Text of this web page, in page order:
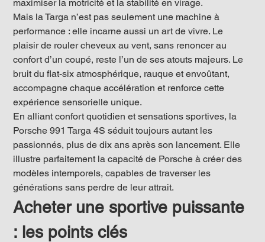
maximiser la motricité et la stabilité en virage.
Mais la Targa n’est pas seulement une machine à
performance : elle incarne aussi un art de vivre. Le
plaisir de rouler cheveux au vent, sans renoncer au
confort d’un coupé, reste l’un de ses atouts majeurs. Le
bruit du flat-six atmosphérique, rauque et envoûtant,
accompagne chaque accélération et renforce cette
expérience sensorielle unique.
En alliant confort quotidien et sensations sportives, la
Porsche 991 Targa 4S séduit toujours autant les
passionnés, plus de dix ans après son lancement. Elle
illustre parfaitement la capacité de Porsche à créer des
modèles intemporels, capables de traverser les
générations sans perdre de leur attrait.
Acheter une sportive puissante
: les points clés